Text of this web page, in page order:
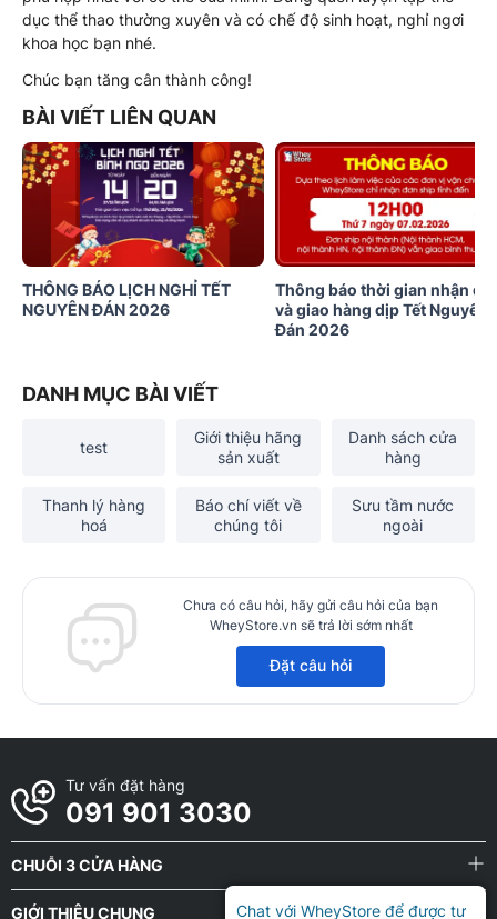
dục thể thao thường xuyên và có chế độ sinh hoạt, nghỉ ngơi
khoa học bạn nhé.
Chúc bạn tăng cân thành công!
BÀI VIẾT LIÊN QUAN
THÔNG BÁO LỊCH NGHỈ TẾT
NGUYÊN ĐÁN 2026
Thông báo thời gian nhận
và giao hàng dịp Tết Nguyên
Đán 2026
DANH MỤC BÀI VIẾT
test
Giới thiệu hãng
sản xuất
Danh sách cửa
hàng
Thanh lý hàng
hoá
Báo chí viết về
chúng tôi
Sưu tầm nước
ngoài
Chưa có câu hỏi, hãy gửi câu hỏi của bạn
WheyStore.vn sẽ trả lời sớm nhất
Đặt câu hỏi
Tư vấn đặt hàng
091 901 3030
CHUỖI 3 CỬA HÀNG
GIỚI THIỆU CHUNG Chat với WheyStore để được tư